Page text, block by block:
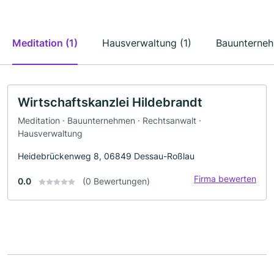
Meditation (1) Hausverwaltung (1)
Wirtschaftskanzlei Hildebrandt
Meditation · Bauunternehmen · Rechtsanwalt ·
Hausverwaltung
Heidebrückenweg 8, 06849 Dessau-Roßlau
0.0 (0 Bewertungen) Firma bewerten